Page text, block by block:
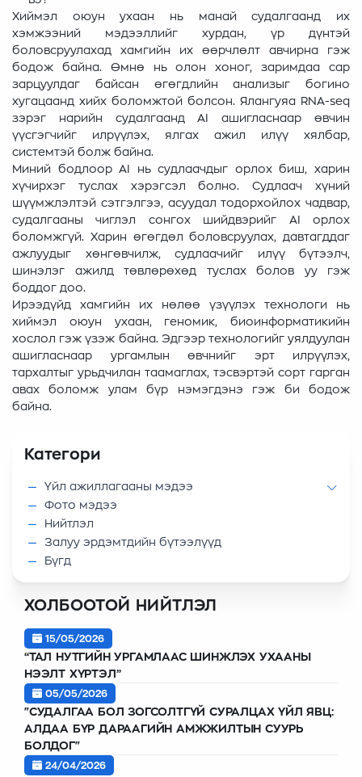
Хиймэл оюун ухаан нь манай судалгаанд их
хэмжээний мэдээллийг хурдан, үр дүнтэй
боловсруулахад хамгийн их өөрчлөлт авчирна гэж
бодож байна. Өмнө нь олон хоног, заримдаа сар
зарцуулдаг байсан өгөгдлийн анализыг богино
хугацаанд хийх боломжтой болсон. Ялангуяа RNA-seq
зэрэг нарийн судалгаанд AI ашигласнаар өвчин
үүсгэгчийг илрүүлэх, ялгах ажил илүү хялбар,
системтэй болж байна.
Миний бодлоор AI нь судлаачдыг орлох биш, харин
хүчирхэг туслах хэрэгсэл болно. Судлаач хүний
шүүмжлэлтэй сэтгэлгээ, асуудал тодорхойлох чадвар,
судалгааны чиглэл сонгох шийдвэрийг AI орлох
боломжгүй. Харин өгөгдөл боловсруулах, давтагддаг
ажлуудыг хөнгөвчилж, судлаачийг илүү бүтээлч,
шинэлэг ажилд төвлөрөхөд туслах болов уу гэж
боддог доо.
Ирээдүйд хамгийн их нөлөө үзүүлэх технологи нь
хиймэл оюун ухаан, геномик, биоинформатикийн
хослол гэж үзэж байна. Эдгээр технологийг уялдуулан
ашигласнаар ургамлын өвчнийг эрт илрүүлэх,
тархалтыг урьдчилан таамаглах, тэсвэртэй сорт гарган
авах боломж улам бүр нэмэгдэнэ гэж би бодож
байна.
Категори
Үйл ажиллагааны мэдээ
Фото мэдээ
Нийтлэл
Залуу эрдэмтдийн бүтээлүүд
Бүгд
ХОЛБООТОЙ НИЙТЛЭЛ
15/05/2026
“ТАЛ НУТГИЙН УРГАМЛААС ШИНЖЛЭХ УХААНЫ
НЭЭЛТ ХҮРТЭЛ”
05/05/2026
"СУДАЛГАА БОЛ ЗОГСОЛТГҮЙ СУРАЛЦАХ ҮЙЛ ЯВЦ:
АЛДАА БҮР ДАРААГИЙН АМЖЖИЛТЫН СУУРЬ
БОЛДОГ"
24/04/2026